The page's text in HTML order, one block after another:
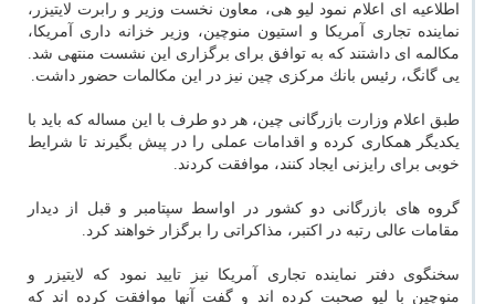
اطلاعیه ای اعلام نمود لیو هی، معاون نخست وزیر و رابرت لایتیزر،
نماینده تجاری آمریكا و استیون منوچین، وزیر خزانه داری آمریكا،
مكالمه ای داشتند كه به توافق برای برگزاری این نشست منتهی شد.
یی گانگ، رئیس بانك مركزی چین نیز در این مكالمات حضور داشت.
طبق اعلام وزارت بازرگانی چین، هر دو طرف با این مساله كه باید با
یكدیگر همكاری كرده و اقدامات عملی را در پیش بگیرند تا شرایط
خوبی برای رایزنی ایجاد كنند، موافقت كردند.
گروه های بازرگانی دو كشور در اواسط سپتامبر و قبل از دیدار
مقامات عالی رتبه در اكتبر، مذاكراتی را برگزار خواهند كرد.
سخنگوی دفتر نماینده تجاری آمریكا نیز تایید نمود كه لایتیزر و
منوچین با لیو صحبت كرده اند و گفت آنها موافقت كرده اند كه